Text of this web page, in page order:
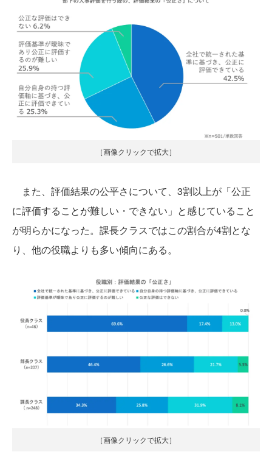
［画像クリックで拡大］
また、評価結果の公平さについて、3割以上が「公正
に評価することが難しい・できない」と感じていること
が明らかになった。課長クラスではこの割合が4割とな
り、他の役職よりも多い傾向にある。
［画像クリックで拡大］